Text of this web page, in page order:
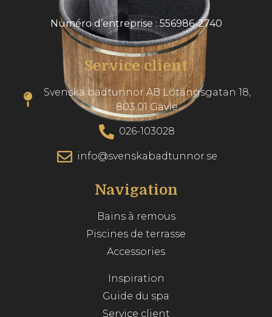
Numéro d’entreprise : 556986-2740
Service client
Svenska badtunnor AB Lötängsgatan 18,
803 01 Gävle
026-103028
info@svenskabadtunnor.se
Navigation
Bains à remous
Piscines de terrasse
Accessories
Inspiration
Guide du spa
Service client